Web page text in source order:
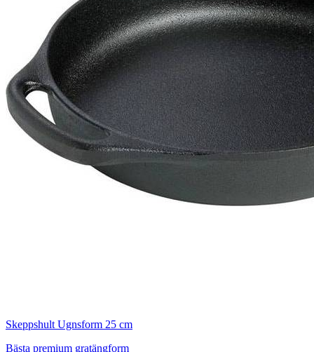
Skeppshult Ugnsform 25 cm
Bästa premium gratängform